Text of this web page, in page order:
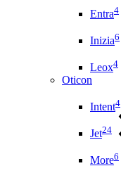
Entra4
Inizia6
Leox4
Oticon
Intent4
Jet24
More6